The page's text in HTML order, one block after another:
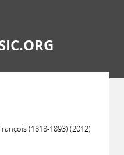
(1818-1893) (2012)